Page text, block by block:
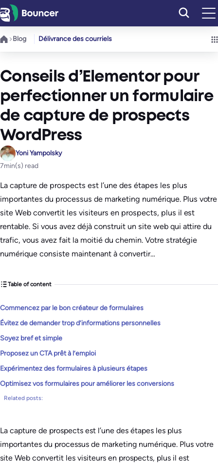
Aller
au
contenu
Blog Délivrance des courriels
Conseils d’Elementor pour
perfectionner un formulaire
de capture de prospects
WordPress
Yoni Yampolsky
7min(s) read
La capture de prospects est l’une des étapes les plus
importantes du processus de marketing numérique. Plus votre
site Web convertit les visiteurs en prospects, plus il est
rentable. Si vous avez déjà construit un site web qui attire du
trafic, vous avez fait la moitié du chemin. Votre stratégie
numérique consiste maintenant à convertir…
Table of content
Commencez par le bon créateur de formulaires
Évitez de demander trop d’informations personnelles
Soyez bref et simple
Proposez un CTA prêt à l’emploi
Expérimentez des formulaires à plusieurs étapes
Optimisez vos formulaires pour améliorer les conversions
Related posts:
La capture de prospects est l’une des étapes les plus
importantes du processus de marketing numérique. Plus votre
site Web convertit les visiteurs en prospects, plus il est